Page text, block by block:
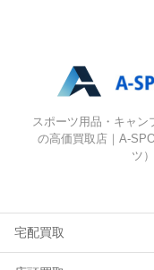
: Undefined
スポーツ用品・キャン
の高価買取店｜A-
ツ）
宅配買取